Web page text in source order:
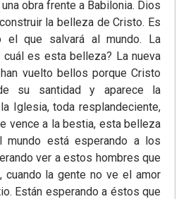
obra frente a Babilonia. Dios
la belleza de Cristo. Es
el que salvará al mundo. La
es esta belleza? La nueva
vuelto bellos porque Cristo
su santidad y aparece la
Iglesia, toda resplandeciente,
vence a la bestia, esta belleza
mundo está esperando a los
ver a estos hombres que
cuando la gente no ve el amor
Están esperando a éstos que